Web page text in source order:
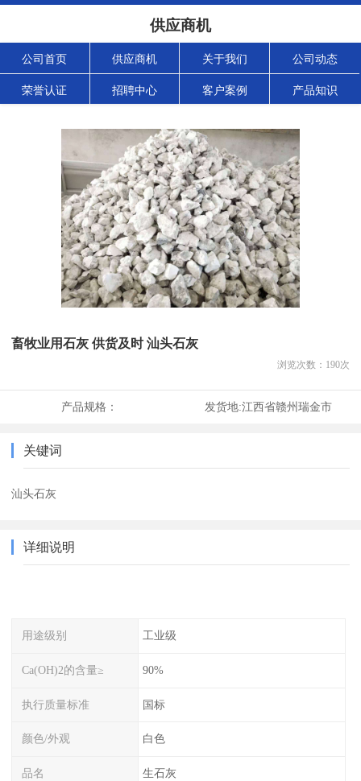
供应商机
公司首页 供应商机 关于我们 公司动态
荣誉认证 招聘中心 客户案例 产品知识
畜牧业用石灰 供货及时 汕头石灰
浏览次数： 190次
产品规格： 发货地:江西省赣州瑞金市
关键词
汕头石灰
详细说明
用途级别 工业级
Ca(OH)2的含量≥ 90%
执行质量标准 国标
颜色/外观 白色
品名 生石灰